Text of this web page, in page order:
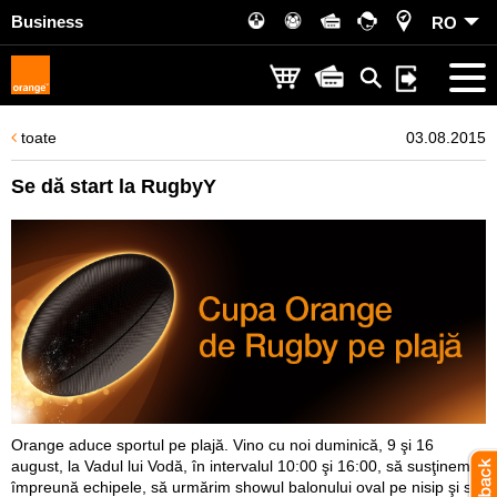
Business RO
toate 03.08.2015
Se dă start la RugbyY
Orange aduce sportul pe plajă. Vino cu noi duminică, 9 şi 16
august, la Vadul lui Vodă, în intervalul 10:00 şi 16:00, să susţinem
împreună echipele, să urmărim showul balonului oval pe nisip şi să